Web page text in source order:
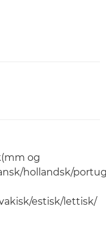
og
hollandsk/
estisk/lettisk/